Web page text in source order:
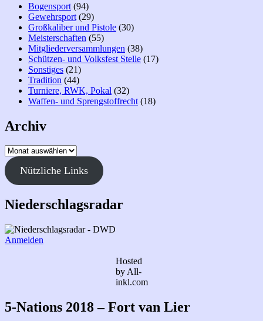
Bogensport (94)
Gewehrsport (29)
Großkaliber und Pistole (30)
Meisterschaften (55)
Mitgliederversammlungen (38)
Schützen- und Volksfest Stelle (17)
Sonstiges (21)
Tradition (44)
Turniere, RWK, Pokal (32)
Waffen- und Sprengstoffrecht (18)
Archiv
Archiv
Nützliche Links
Niederschlagsradar
Anmelden
Hosted
by All-
inkl.com
5-Nations 2018 – Fort van Lier